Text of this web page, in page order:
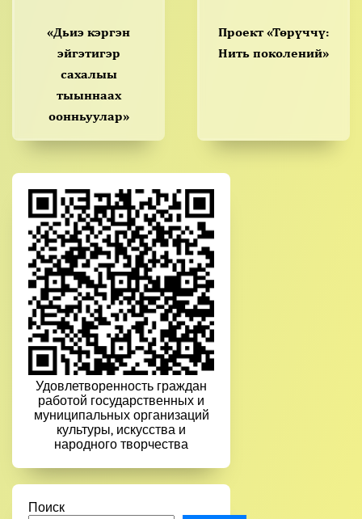
«Дьиэ кэргэн
эйгэтигэр
сахалыы
тыыннаах
оонньуулар»
Проект «Төрүччү:
Нить поколений»
Удовлетворенность граждан
работой государственных и
муниципальных организаций
культуры, искусства и
народного творчества
Поиск